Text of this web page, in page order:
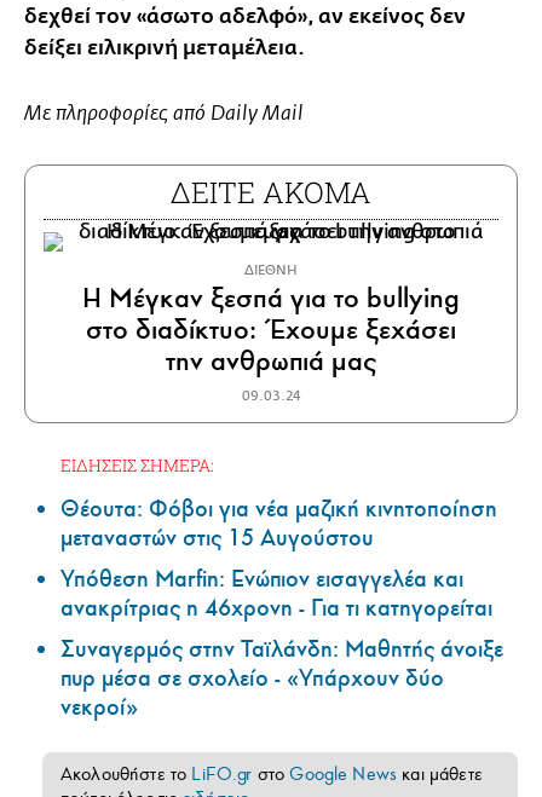
δεχθεί τον «άσωτο αδελφό», αν εκείνος δεν
δείξει ειλικρινή μεταμέλεια.
Με πληροφορίες από Daily Mail
ΔΕΙΤΕ ΑΚΟΜΑ
ΔΙΕΘΝΗ
Η Μέγκαν ξεσπά για το bullying
στο διαδίκτυο: Έχουμε ξεχάσει
την ανθρωπιά μας
09.03.24
ΕΙΔΗΣΕΙΣ ΣΗΜΕΡΑ:
Θέουτα: Φόβοι για νέα μαζική κινητοποίηση
μεταναστών στις 15 Αυγούστου
Υπόθεση Marfin: Ενώπιον εισαγγελέα και
ανακρίτριας η 46χρονη - Για τι κατηγορείται
Συναγερμός στην Ταϊλάνδη: Μαθητής άνοιξε
πυρ μέσα σε σχολείο - «Υπάρχουν δύο
νεκροί»
Ακολουθήστε το LiFO.gr στοGoogle News και μάθετε